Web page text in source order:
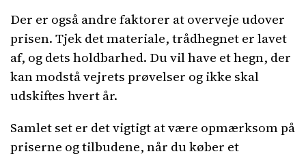
Der er også andre faktorer at overveje udover
prisen. Tjek det materiale, trådhegnet er lavet
af, og dets holdbarhed. Du vil have et hegn, der
kan modstå vejrets prøvelser og ikke skal
udskiftes hvert år.
Samlet set er det vigtigt at være opmærksom på
priserne og tilbudene, når du køber et